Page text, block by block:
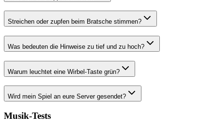
Streichen oder zupfen beim Bratsche stimmen?
Was bedeuten die Hinweise zu tief und zu hoch?
Warum leuchtet eine Wirbel-Taste grün?
Wird mein Spiel an eure Server gesendet?
Musik-Tests